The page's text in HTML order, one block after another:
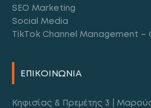
SEO Marketing
Social Media
TikTok Channel Management
ΕΠΙΚΟΙΝΩΝΙΑ
Κηφισίας & Πρεμέτης 3 |